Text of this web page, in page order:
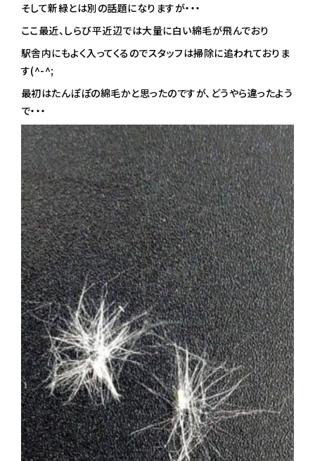
そして新緑とは別の話題になりますが・・・
ここ最近、しらび平近辺では大量に白い綿毛が飛んでおり
駅舎内にもよく入ってくるのでスタッフは掃除に追われておりま
す(^-^;
最初はたんぽぽの綿毛かと思ったのですが、どうやら違ったよう
で・・・